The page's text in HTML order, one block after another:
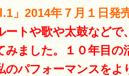
」2014年７月１日発
ートや歌や太鼓などで
ました。１０年目の
パフォーマンスをよ